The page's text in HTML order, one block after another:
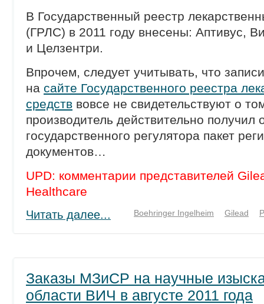
В Государственный реестр
(ГРЛС) в 2011 году внесены: Аптивус,
и Целзентри.
Впрочем, следует учитывать, что
на сайте Государственного реестра
средств вовсе не свидетельствуют о
производитель действительно получил
государственного регулятора пакет
документов…
UPD: комментарии представителей
Healthcare
Читать далее... Boehringer Ingelheim Gilead
Заказы МЗиСР на научные
области ВИЧ в августе 2011 года